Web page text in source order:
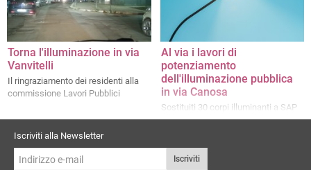
Torna l'illuminazione in via
Vanvitelli
Il ringraziamento dei residenti alla
commissione Lavori Pubblici
Al via i lavori di
potenziamento
dell'illuminazione pubblica
in via Canosa
Sostituiti 30 corpi illuminanti a SAP
con luci a tecnologia LED
Iscriviti alla Newsletter
Iscriviti